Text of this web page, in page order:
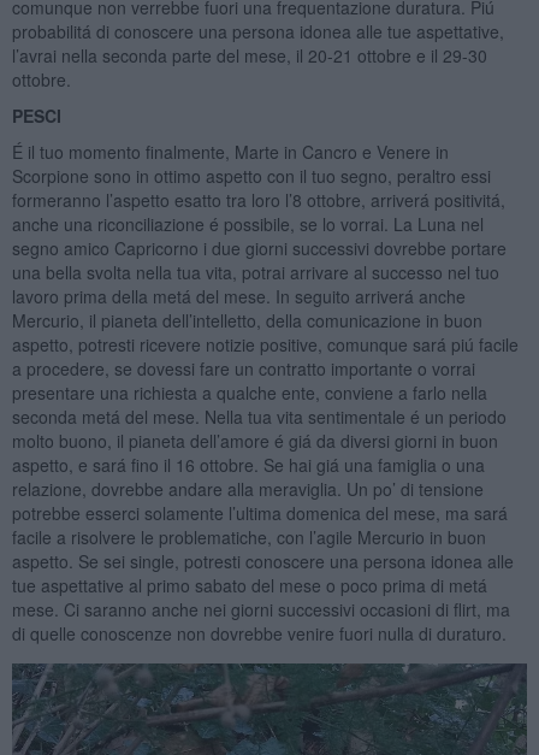
comunque non verrebbe fuori una frequentazione duratura. Piú
probabilitá di conoscere una persona idonea alle tue aspettative,
l’avrai nella seconda parte del mese, il 20-21 ottobre e il 29-30
ottobre.
PESCI
É il tuo momento finalmente, Marte in Cancro e Venere in
Scorpione sono in ottimo aspetto con il tuo segno, peraltro essi
formeranno l’aspetto esatto tra loro l’8 ottobre, arriverá positivitá,
anche una riconciliazione é possibile, se lo vorrai. La Luna nel
segno amico Capricorno i due giorni successivi dovrebbe portare
una bella svolta nella tua vita, potrai arrivare al successo nel tuo
lavoro prima della metá del mese. In seguito arriverá anche
Mercurio, il pianeta dell’intelletto, della comunicazione in buon
aspetto, potresti ricevere notizie positive, comunque sará piú facile
a procedere, se dovessi fare un contratto importante o vorrai
presentare una richiesta a qualche ente, conviene a farlo nella
seconda metá del mese. Nella tua vita sentimentale é un periodo
molto buono, il pianeta dell’amore é giá da diversi giorni in buon
aspetto, e sará fino il 16 ottobre. Se hai giá una famiglia o una
relazione, dovrebbe andare alla meraviglia. Un po’ di tensione
potrebbe esserci solamente l’ultima domenica del mese, ma sará
facile a risolvere le problematiche, con l’agile Mercurio in buon
aspetto. Se sei single, potresti conoscere una persona idonea alle
tue aspettative al primo sabato del mese o poco prima di metá
mese. Ci saranno anche nei giorni successivi occasioni di flirt, ma
di quelle conoscenze non dovrebbe venire fuori nulla di duraturo.